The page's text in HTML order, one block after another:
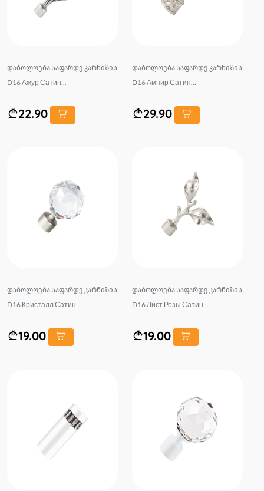
დაბოლოება საფარდე კარნიზის
D16 Ажур Сатин...
22.90
დაბოლოება საფარდე კარნიზის
D16 Ампир Сатин...
29.90
დაბოლოება საფარდე კარნიზის
D16 Кристалл Сатин...
19.00
დაბოლოება საფარდე კარნიზის
D16 Лист Розы Сатин...
19.00